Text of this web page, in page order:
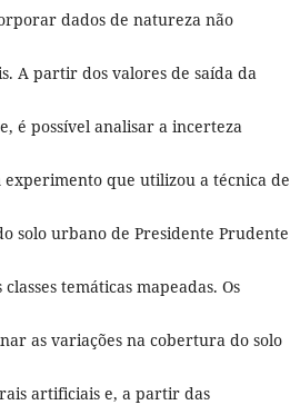
dados de natureza não
A partir dos valores de saída da
é possível analisar a incerteza
que utilizou a técnica de
solo urbano de Presidente Prudente
temáticas mapeadas. Os
as variações na cobertura do solo
artificiais e, a partir das